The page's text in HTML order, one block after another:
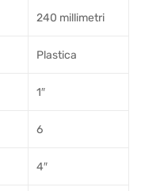
240 millimetri
Plastica
1″
6
4″